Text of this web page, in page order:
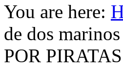
You are here:
de dos
POR